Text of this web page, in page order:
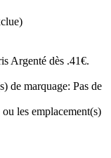
de marquage: Pas de
les emplacement(s)